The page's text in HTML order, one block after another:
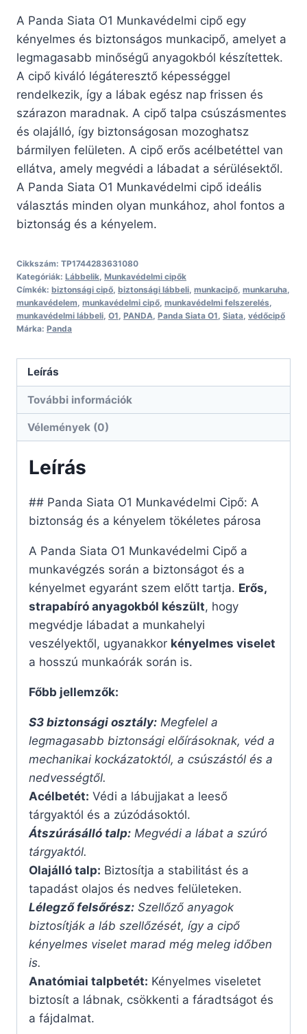
A Panda Siata O1 Munkavédelmi cipő egy
kényelmes és biztonságos munkacipő, amelyet a
legmagasabb minőségű anyagokból készítettek.
A cipő kiváló légáteresztő képességgel
rendelkezik, így a lábak egész nap frissen és
szárazon maradnak. A cipő talpa csúszásmentes
és olajálló, így biztonságosan mozoghatsz
bármilyen felületen. A cipő erős acélbetéttel van
ellátva, amely megvédi a lábadat a sérülésektől.
A Panda Siata O1 Munkavédelmi cipő ideális
választás minden olyan munkához, ahol fontos a
biztonság és a kényelem.
Cikkszám: TP1744283631080
Kategóriák: Lábbelik Munkavédelmi cipők
Címkék: biztonsági cipő biztonsági lábbeli munkacipő munkaruha
munkavédelem munkavédelmi cipő munkavédelmi felszerelés
munkavédelmi lábbeli O1 PANDA Panda Siata O1 Siata védőcipő
Márka: Panda
Leírás
További információk
Vélemények (0)
Leírás
## Panda Siata O1 Munkavédelmi Cipő: A
biztonság és a kényelem tökéletes párosa
A Panda Siata O1 Munkavédelmi Cipő a
munkavégzés során a biztonságot és a
kényelmet egyaránt szem előtt tartja. Erős,
strapabíró anyagokból készült, hogy
megvédje lábadat a munkahelyi
veszélyektől, ugyanakkor kényelmes viselet
a hosszú munkaórák során is.
Főbb jellemzők:
S3 biztonsági osztály: Megfelel a
legmagasabb biztonsági előírásoknak, véd a
mechanikai kockázatoktól, a csúszástól és a
nedvességtől.
Acélbetét: Védi a lábujjakat a leeső
tárgyaktól és a zúzódásoktól.
Átszúrásálló talp: Megvédi a lábat a szúró
tárgyaktól.
Olajálló talp: Biztosítja a stabilitást és a
tapadást olajos és nedves felületeken.
Lélegző felsőrész: Szellőző anyagok
biztosítják a láb szellőzését, így a cipő
kényelmes viselet marad még meleg időben
is.
Anatómiai talpbetét: Kényelmes viseletet
biztosít a lábnak, csökkenti a fáradtságot és
a fájdalmat.